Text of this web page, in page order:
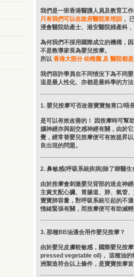
我們是一班香港醫護人員及教育工
只有我們可以在政府醫院來培訓 ，
浸會醫院助產士、港安醫院婦產科
為何我們不採用國際成立的機構，
不是教導家長為嬰兒按摩。
所以 香港大部分 幼稚園 及 醫院都
我們容許學員在不同情況下為不同
這是最人性化、亦都是最科學的方法
1. 嬰兒按摩可否改善寶寶無胃口/唔
是可以有效改善的！ 因按摩時可幫
腦神經亦與副交感神經有關，由於
覺，經常替嬰兒按摩便可有效提昇
良出現的問題。
2. 鼻敏感(呼吸系統疾病)除了睇醫
由於按摩會刺激嬰兒背部的迷走神
主責支配心臟、胃腸道、肺、氣管
寶寶肺容量，對呼吸系統引起的不
情緒緊張有關，而按摩便可有助減
3. 那種BB油適合用作嬰兒按摩？
由於嬰兒皮膚較敏感，國際嬰兒按
pressed vegetable oil)， 這種油的
洲製造符合以上條件，是寶寶按摩首